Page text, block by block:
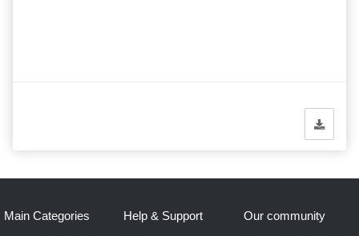
Main Categories Help & Support Our community